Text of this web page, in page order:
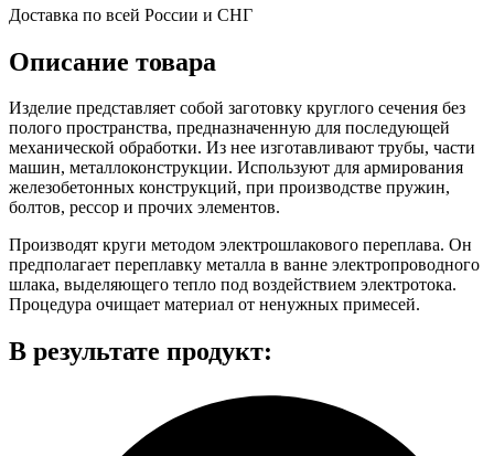
Доставка по всей России и СНГ
Описание товара
Изделие представляет собой заготовку круглого сечения без
полого пространства, предназначенную для последующей
механической обработки. Из нее изготавливают трубы, части
машин, металлоконструкции. Используют для армирования
железобетонных конструкций, при производстве пружин,
болтов, рессор и прочих элементов.
Производят круги методом электрошлакового переплава. Он
предполагает переплавку металла в ванне электропроводного
шлака, выделяющего тепло под воздействием электротока.
Процедура очищает материал от ненужных примесей.
В результате продукт: